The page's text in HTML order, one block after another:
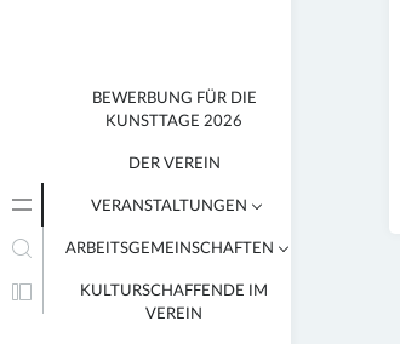
BEWERBUNG FÜR DIE
KUNSTTAGE 2026
DER VEREIN
VERANSTALTUNGEN
VERANSTALTUNGEN VON
ARBEITSGEMEINSCHAFTEN
AG BILDENDE KUNST
KULTURSCHAFFENDE IM
VEREIN